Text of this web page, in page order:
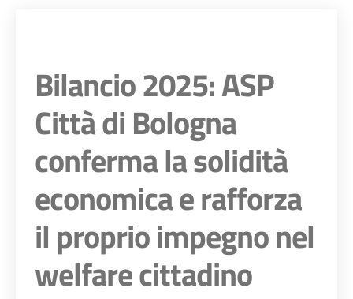
Bilancio 2025: ASP
Città di Bologna
conferma la solidità
economica e rafforza
il proprio impegno nel
welfare cittadino